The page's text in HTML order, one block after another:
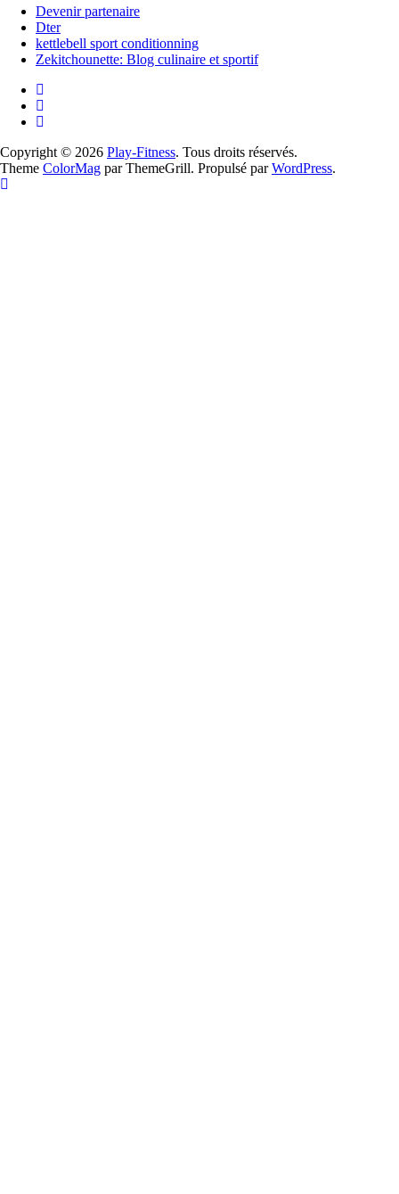
Devenir partenaire
Dter
kettlebell sport conditionning
Zekitchounette: Blog culinaire et sportif
Copyright © 2026 Play-Fitness. Tous droits réservés.
Theme ColorMag par ThemeGrill. Propulsé parWordPress.